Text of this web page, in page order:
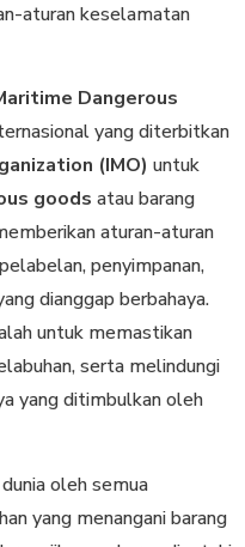
aturan keselamatan
Dangerous
yang diterbitkan
(IMO) untuk
goods atau barang
aturan-aturan
penyimpanan,
dianggap berbahaya.
untuk memastikan
serta melindungi
yang ditimbulkan oleh
oleh semua
yang menangani barang